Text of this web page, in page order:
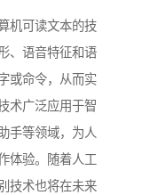
机可读文本的技
、语音特征和语
或命令，从而实
术广泛应用于智
手等领域，为人
体验。随着人工
技术也将在未来